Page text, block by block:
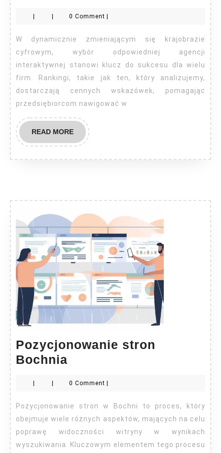
według
rankingu
| | 0 Comment |
W dynamicznie zmieniającym się krajobrazie
cyfrowym, wybór odpowiedniej agencji
interaktywnej stanowi klucz do sukcesu dla wielu
firm. Rankingi, takie jak ten, który analizujemy,
dostarczają cennych wskazówek, pomagając
przedsiębiorcom nawigować w
READ MOREREAD
MORE
Pozycjonowanie stron
Bochnia
Bochnia
0 Comment
Pozycjonowanie stron w Bochni to proces, który
obejmuje wiele różnych aspektów, mających na celu
poprawę widoczności witryny w wynikach
wyszukiwania. Kluczowym elementem tego procesu